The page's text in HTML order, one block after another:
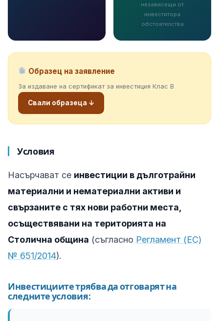
независещи от
инвеститора
обстоятелства
Образец на заявление
За издаване на сертификат за инвестиция Клас В
Свали образеца ↓
Условия
Насърчават се инвестиции в дълготрайни
материални и нематериални активи и
свързаните с тях нови работни места,
осъществявани на територията на
Столична община (съгласно Регламент (ЕС)
№ 651/2014).
Инвестициите трябва да отговарят на
следните условия: